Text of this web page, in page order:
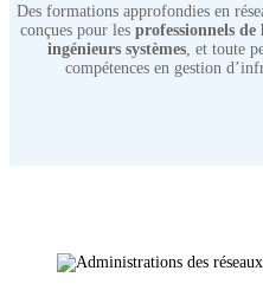
Des formations approfondies en
conçues pour les professionnels de
ingénieurs systèmes , et toute
compétences en gestion